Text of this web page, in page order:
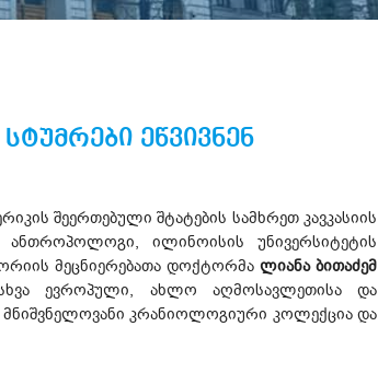
ეწვივნენ
შეერთებული შტატების სამხრეთ კავკასიის
ილინოისის უნივერსიტეტის
მეცნიერებათა დოქტორმალიანა ბითაძემ
ევროპული, ახლო აღმოსავლეთისა და
მნიშვნელოვანი კრანიოლოგიური კოლექცია და